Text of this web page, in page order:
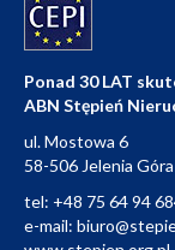
Ponad 30 LAT
ABN Stępień
ul. Mostowa 6
58-506 Jelenia Góra
tel: +48 75 64 94
e-mail: